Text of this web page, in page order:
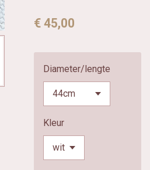
€ 45,00
Diameter/lengte
Kleur